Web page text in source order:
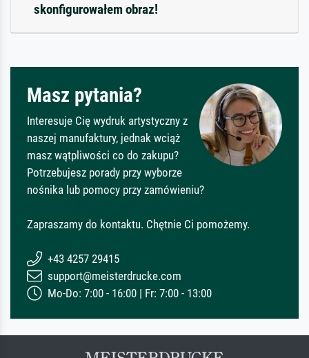
skonfigurowałem obraz!
Masz pytania?
Interesuje Cię wydruk artystyczny z
naszej manufaktury, jednak wciąż
masz wątpliwości co do zakupu?
Potrzebujesz porady przy wyborze
nośnika lub pomocy przy zamówieniu?
Zapraszamy do kontaktu. Chętnie Ci pomożemy.
+43 4257 29415
support@meisterdrucke.com
Mo-Do: 7:00 - 16:00 | Fr: 7:00 - 13:00